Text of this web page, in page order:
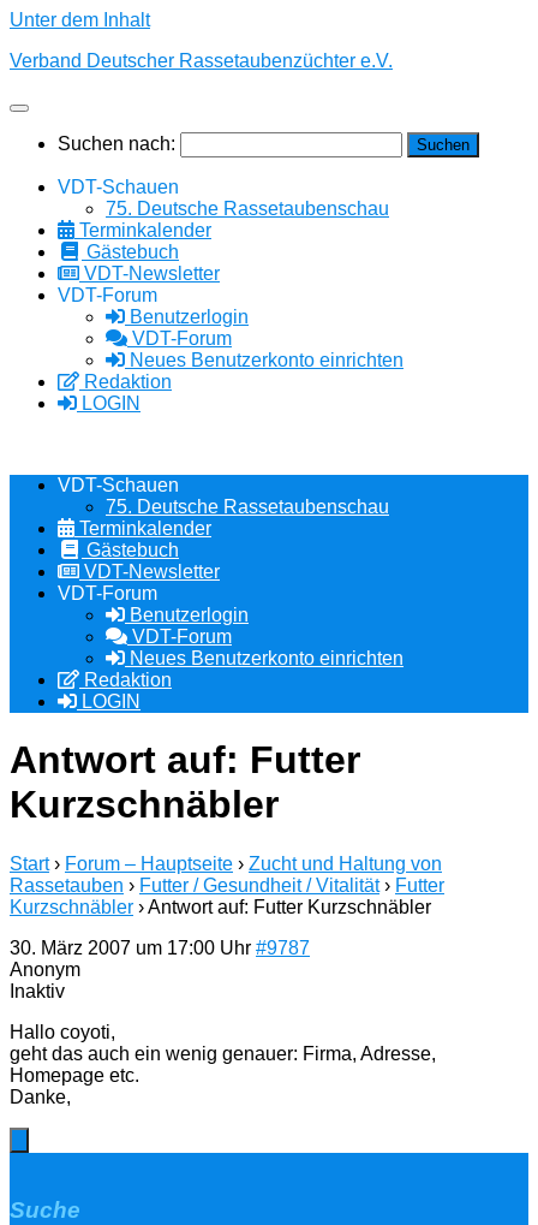
Unter dem Inhalt
Verband Deutscher Rassetaubenzüchter e.V.
Suchen nach:
VDT-Schauen
75. Deutsche Rassetaubenschau
Terminkalender
Gästebuch
VDT-Newsletter
VDT-Forum
Benutzerlogin
VDT-Forum
Neues Benutzerkonto einrichten
Redaktion
LOGIN
VDT-Schauen
75. Deutsche Rassetaubenschau
Terminkalender
Gästebuch
VDT-Newsletter
VDT-Forum
Benutzerlogin
VDT-Forum
Neues Benutzerkonto einrichten
Redaktion
LOGIN
Antwort auf: Futter
Kurzschnäbler
Start › Forum – Hauptseite › Zucht und Haltung von
Rassetauben › Futter / Gesundheit / Vitalität › Futter
Kurzschnäbler ›Antwort auf: Futter Kurzschnäbler
30. März 2007 um 17:00 Uhr #9787
Anonym
Inaktiv
Hallo coyoti,
geht das auch ein wenig genauer: Firma, Adresse,
Homepage etc.
Danke,
Suche